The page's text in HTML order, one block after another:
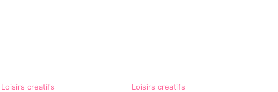
Loisirs creatifs Loisirs creatifs